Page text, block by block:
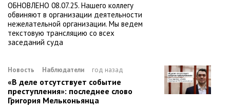
ОБНОВЛЕНО 08.07.25. Нашего коллегу
обвиняют в организации деятельности
нежелательной организации. Мы ведем
текстовую трансляцию со всех
заседаний суда
Новость Наблюдатели год назад
«В деле отсутствует событие
преступления»: последнее слово
Григория Мельконьянца